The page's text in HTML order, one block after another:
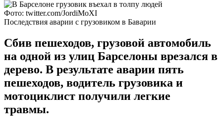
Фото: twitter.com/JordiMoXI
Последствия аварии с грузовиком в Баварии
Сбив пешеходов, грузовой автомобиль
на одной из улиц Барселоны врезался в
дерево. В результате аварии пять
пешеходов, водитель грузовика и
мотоциклист получили легкие
травмы.